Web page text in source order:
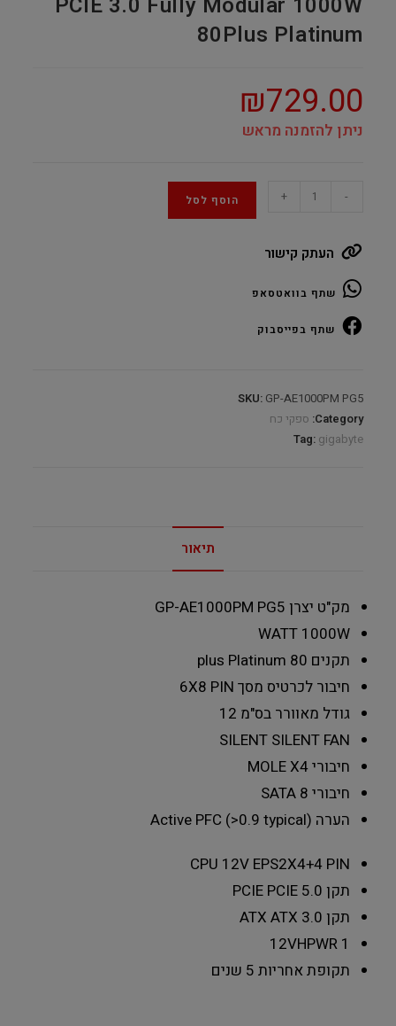
80Plus Platinum
₪729.00
ניתן להזמנה מראש
Gigabyte
P1000W
PCIE
3.0
Fully
80Plus
Platinum
quantity
-
+ הוסף לסל
העתק קישור
שתף בוואטסאפ
שתף בפייסבוק
SKU: GP-AE1000PM PG5
Category: ספקי כח
Tag: gigabyte
תיאור
מק"ט יצרן GP-AE1000PM PG5
WATT 1000W
תקנים 80 plus Platinum
חיבור לכרטיס מסך 6X8 PIN
גודל מאוורר בס"מ 12
SILENT SILENT FAN
חיבורי MOLE X4
חיבורי SATA 8
הערה Active PFC (>0.9 typical)
CPU 12V EPS2X4+4 PIN
תקן PCIE PCIE 5.0
תקן ATX ATX 3.0
12VHPWR 1
תקופת אחריות 5 שנים